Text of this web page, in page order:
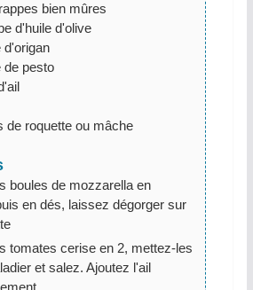
bien mûres
d'huile d'olive
d'origan
de pesto
de roquette ou mâche
boules de mozzarella en
en dés, laissez dégorger sur
tomates cerise en 2, mettez-les
et salez. Ajoutez l'ail